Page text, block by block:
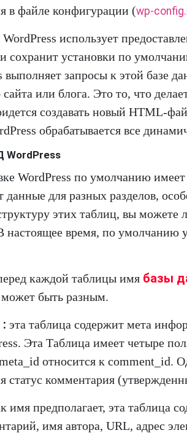
в файле конфигурации (wp-
использует
сохранит установки по
выполняет запросы к этой базе
или блога. Это то, что
создавать новый HTML-
обрабатывается все
WordPress
WordPress по умолчанию
для разных разделов,
этих таблиц, вы можете
настоящее время, по умолчанию
каждой таблицы имя базы
быть разным.
эта таблица содержит мета
Эта Таблица имеет четыре
относится к comment_id.
статус комментария
имя предполагает, эта таблица
имя автора, URL, адрес